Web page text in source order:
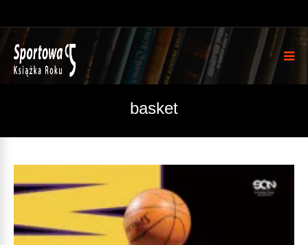
basket